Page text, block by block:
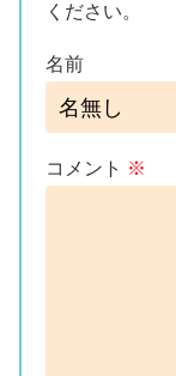
ください。
名前
コメント ※